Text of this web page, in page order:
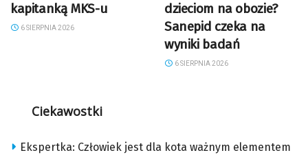
kapitanką MKS-u
6 SIERPNIA 2026
dzieciom na obozie?
Sanepid czeka na
wyniki badań
6 SIERPNIA 2026
Ciekawostki
Ekspertka: Człowiek jest dla kota ważnym elementem